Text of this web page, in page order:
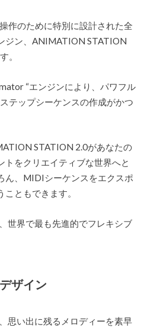
作のために特別に設計された全
ジン、ANIMATION STATION
。
“エンジンにより、パワフル
テップシーケンスの作成がかつ
STATION 2.0があなたの
をクリエイティブな世界へと
ん、MIDIシーケンスをエクスポ
ともできます。
世界で最も先進的でフレキシブ
ザイン
思い出に残るメロディーを素早